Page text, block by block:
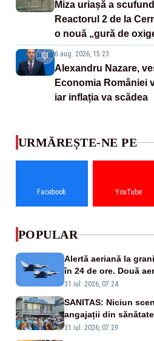
Miza uriașă a
Reactorul 2 de la
o nouă „gură de
6 aug. 2026, 15:23
Alexandru Nazare,
Economia României
iar inflația va scădea
URMĂREȘTE-NE PE
Facebook YouTube
POPULAR
Alertă aeriană la
în 24 de ore. Două
britanice au fost
31 iul. 2026, 07:24
SANITAS: Niciun
angajații din
salarizării
31 iul. 2026, 07:29